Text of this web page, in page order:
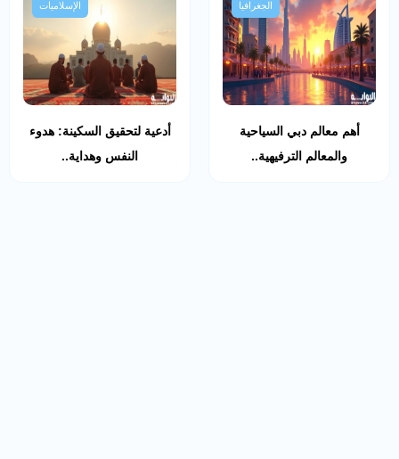
الجغرافيا
أهم معالم دبي السياحية
والمعالم الترفيهية..
الإسلاميات
أدعية لتحقيق السكينة: هدوء
النفس وهداية..